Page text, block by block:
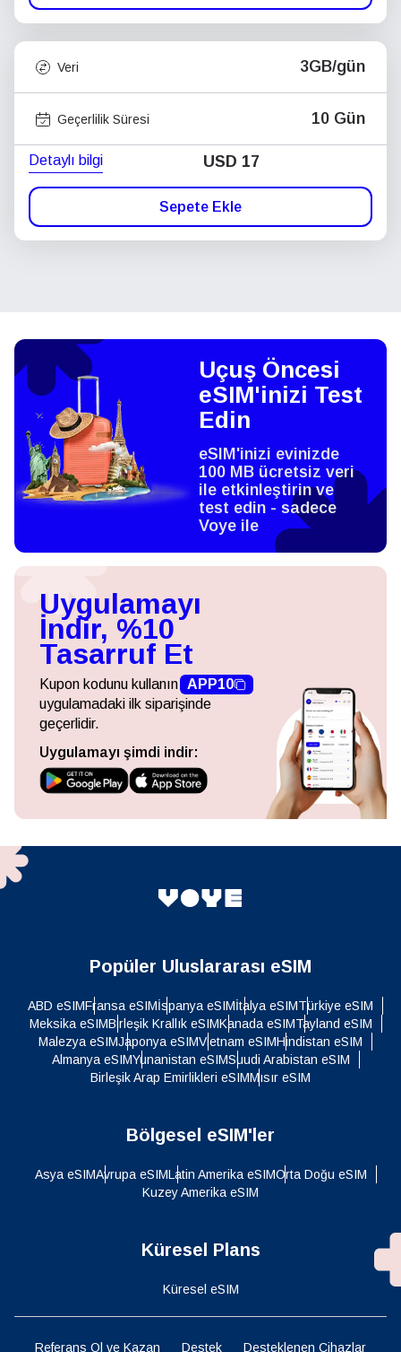
Veri 3GB/gün
Geçerlilik Süresi 10 Gün
Detaylı bilgi USD 17
Sepete Ekle
Uçuş Öncesi
eSIM'inizi Test
Edin
eSIM'inizi evinizde
100 MB ücretsiz veri
ile etkinleştirin ve
test edin - sadece
Voye ile
Uygulamayı
İndir, %10
Tasarruf Et
Kupon kodunu kullanın APP10
uygulamadaki ilk siparişinde
geçerlidir.
Uygulamayı şimdi indir:
Popüler Uluslararası eSIM
ABD eSIMFransa eSIMİspanya eSIMİtalya eSIMTürkiye eSIM
Meksika eSIMBirleşik Krallık eSIMKanada eSIMTayland eSIM
Malezya eSIMJaponya eSIMVietnam eSIMHindistan eSIM
Almanya eSIMYunanistan eSIMSuudi Arabistan eSIM
Birleşik Arap Emirlikleri eSIMMısır eSIM
Bölgesel eSIM'ler
Asya eSIMAvrupa eSIMLatin Amerika eSIMOrta Doğu eSIM
Kuzey Amerika eSIM
Küresel Plans
Küresel eSIM
Referans Ol ve Kazan Destek Desteklenen Cihazlar